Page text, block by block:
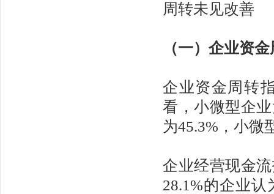
周转未见改善
（一）企业资
企业资金周转
看，小微型企
为45.3%，小微
企业经营现金
28.1%的企业